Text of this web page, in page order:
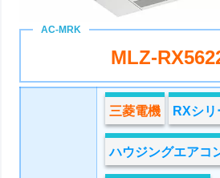
MLZ-
三菱電機 RXシ
ハウジングエアコ